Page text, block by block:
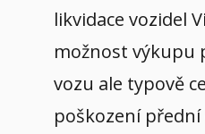
likvidace vozidel
možnost výkupu
vozu ale typově
poškození